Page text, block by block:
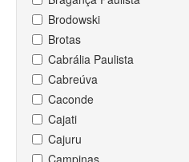
Brodowski
Brotas
Cabrália Paulista
Cabreúva
Caconde
Cajati
Cajuru